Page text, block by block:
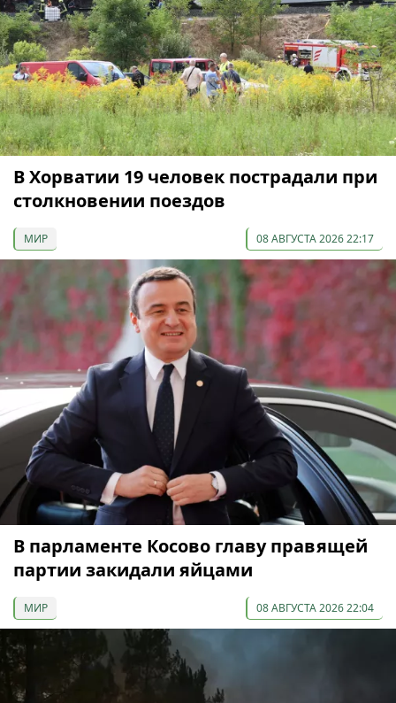
В Хорватии 19 человек пострадали при
столкновении поездов
МИР 08 АВГУСТА 2026 22:17
В парламенте Косово главу правящей
партии закидали яйцами
МИР 08 АВГУСТА 2026 22:04